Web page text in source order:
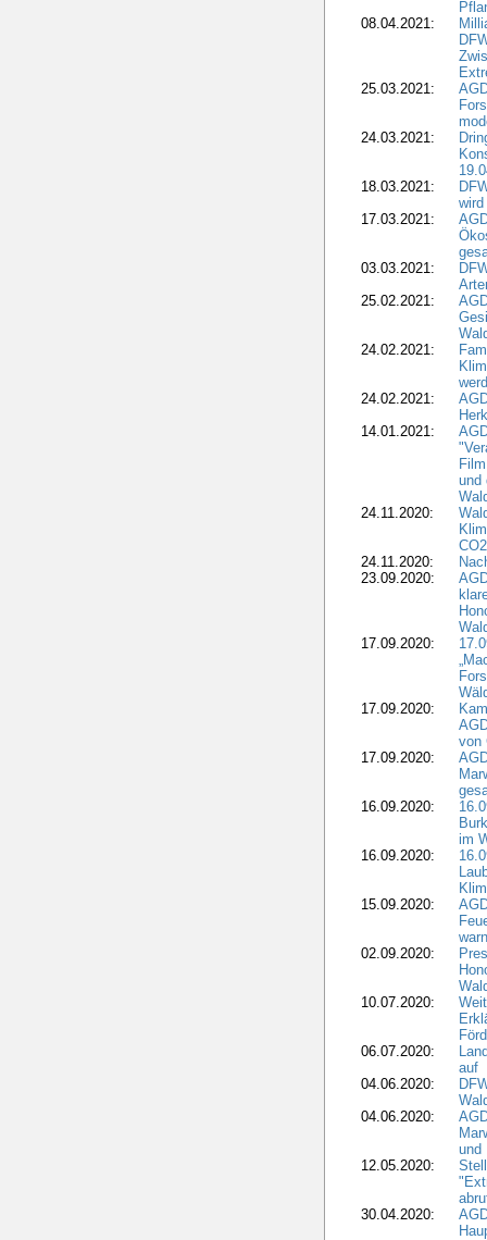
08.04.2021:
25.03.2021:
24.03.2021:
18.03.2021:
17.03.2021:
03.03.2021:
25.02.2021:
24.02.2021:
24.02.2021:
14.01.2021:
und
24.11.2020:
24.11.2020:
23.09.2020:
17.09.2020:
17.09.2020:
von
17.09.2020:
16.09.2020:
im
16.09.2020:
15.09.2020:
02.09.2020:
10.07.2020:
06.07.2020:
auf
04.06.2020:
04.06.2020:
und
12.05.2020:
30.04.2020: